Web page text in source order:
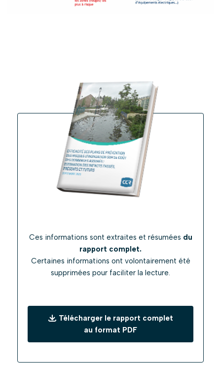
Ces informations sont extraites et résumées du
rapport complet.
Certaines informations ont volontairement été
supprimées pour faciliter la lecture.
Télécharger le rapport complet
au format PDF